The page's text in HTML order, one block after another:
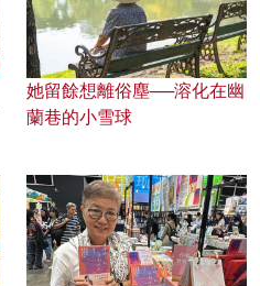
她留餘想離俗塵──溶化在幽
蘭巷的小雪球